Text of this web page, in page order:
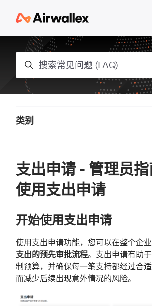
搜索
支出申请 - 管理员
使用支出申请
开始使用支出申请
使用支出申请功能，您可以在整个企
支出的预先审批流程。支出申请有助
制预算，并确保每一笔支持都经过合
而减少后续出现意外情况的风险。
类别